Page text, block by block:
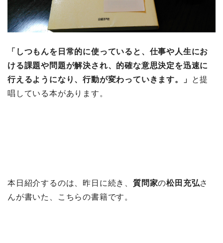
「しつもんを日常的に使っていると、仕事や人生にお
ける課題や問題が解決され、的確な意思決定を迅速に
行えるようになり、行動が変わっていきます。」
と提
唱している本があります。
本日紹介するのは、昨日に続き、 質問家の松田充弘さ
んが書いた、こちらの書籍です。